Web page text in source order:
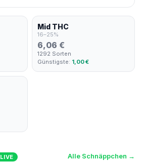
Mid THC
16–25%
6,06 €
1292 Sorten
Günstigste: 1,00 €
LIVE Alle Schnäppchen →